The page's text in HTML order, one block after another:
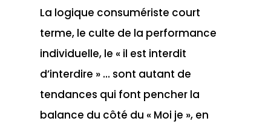
La logique consumériste court
terme, le culte de la performance
individuelle, le « il est interdit
d’interdire » … sont autant de
tendances qui font pencher la
balance du côté du « Moi je », en